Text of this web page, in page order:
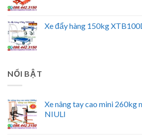
Xe đẩy hàng 150kg
NỔI BẬT
Xe nâng tay cao mini 260kg
NIULI